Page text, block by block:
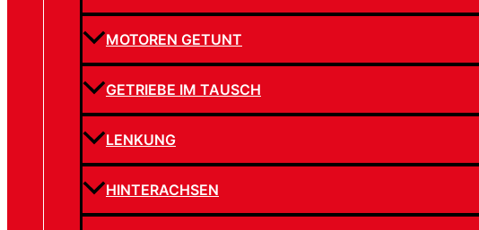
MOTOREN GETUNT
GETRIEBE IM TAUSCH
LENKUNG
HINTERACHSEN